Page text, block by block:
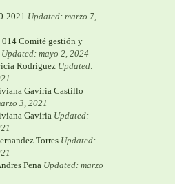
2021 Updated: marzo 7,
Comité gestión y
Updated: mayo 2, 2024
Rodriguez Updated:
Gaviria Castillo
3, 2021
Gaviria Updated:
Torres Updated:
Pena Updated: marzo